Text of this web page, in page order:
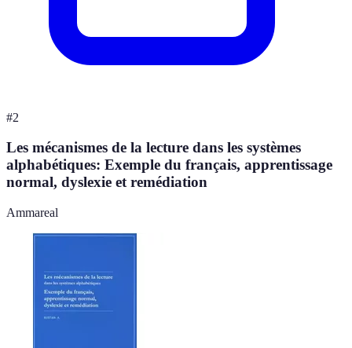
#2
Les mécanismes de la lecture dans les systèmes
alphabétiques: Exemple du français, apprentissage
normal, dyslexie et remédiation
Ammareal